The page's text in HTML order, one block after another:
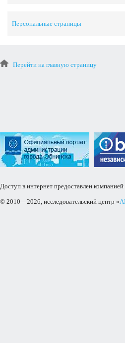
Персональные страницы
Перейти на главную страницу
Доступ в интернет предоставлен компанией
© 2010—2026, исследовательский центр «